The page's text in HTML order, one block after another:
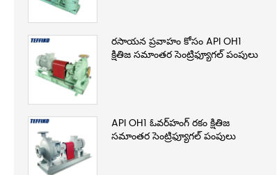
రసాయన ప్రవాహం కోసం API OH1
క్షితిజ సమాంతర సెంట్రిఫ్యూగల్ పంపులు
API OH1 ఓవర్‌హంగ్ రకం క్షితిజ
సమాంతర సెంట్రిఫ్యూగల్ పంపులు